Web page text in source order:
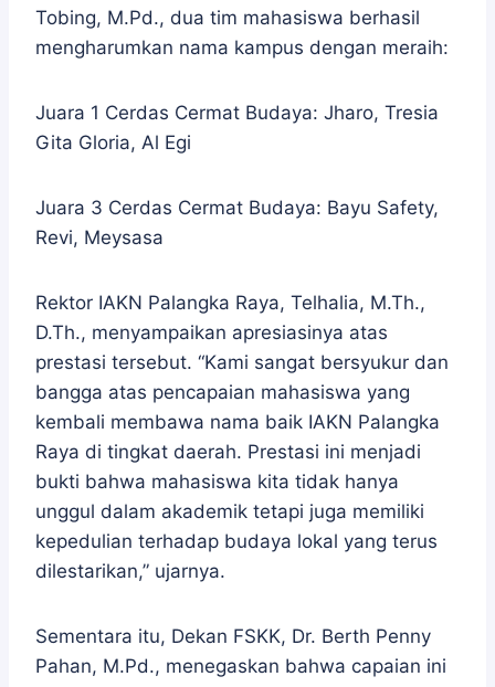
Tobing, M.Pd., dua tim mahasiswa berhasil
mengharumkan nama kampus dengan meraih:
Juara 1 Cerdas Cermat Budaya: Jharo, Tresia
Gita Gloria, Al Egi
Juara 3 Cerdas Cermat Budaya: Bayu Safety,
Revi, Meysasa
Rektor IAKN Palangka Raya, Telhalia, M.Th.,
D.Th., menyampaikan apresiasinya atas
prestasi tersebut. “Kami sangat bersyukur dan
bangga atas pencapaian mahasiswa yang
kembali membawa nama baik IAKN Palangka
Raya di tingkat daerah. Prestasi ini menjadi
bukti bahwa mahasiswa kita tidak hanya
unggul dalam akademik tetapi juga memiliki
kepedulian terhadap budaya lokal yang terus
dilestarikan,” ujarnya.
Sementara itu, Dekan FSKK, Dr. Berth Penny
Pahan, M.Pd., menegaskan bahwa capaian ini